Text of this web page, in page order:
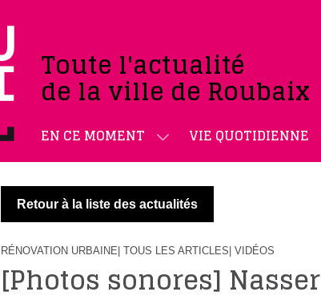
Toute l'actualité
de la ville de Roubaix
EN CE MOMENT VIE QUOTIDIENNE
Retour à la liste des actualités
RÉNOVATION URBAINE | TOUS LES ARTICLES | VIDÉOS
[Photos sonores] Nasser